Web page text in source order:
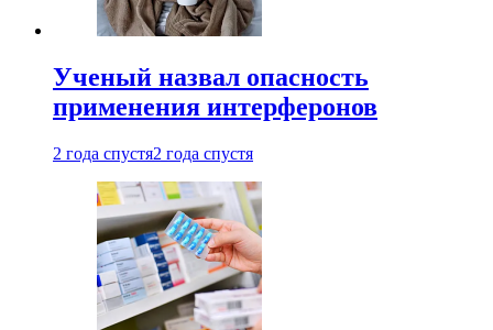
Ученый назвал опасность
применения интерферонов
2 года спустя2 года спустя